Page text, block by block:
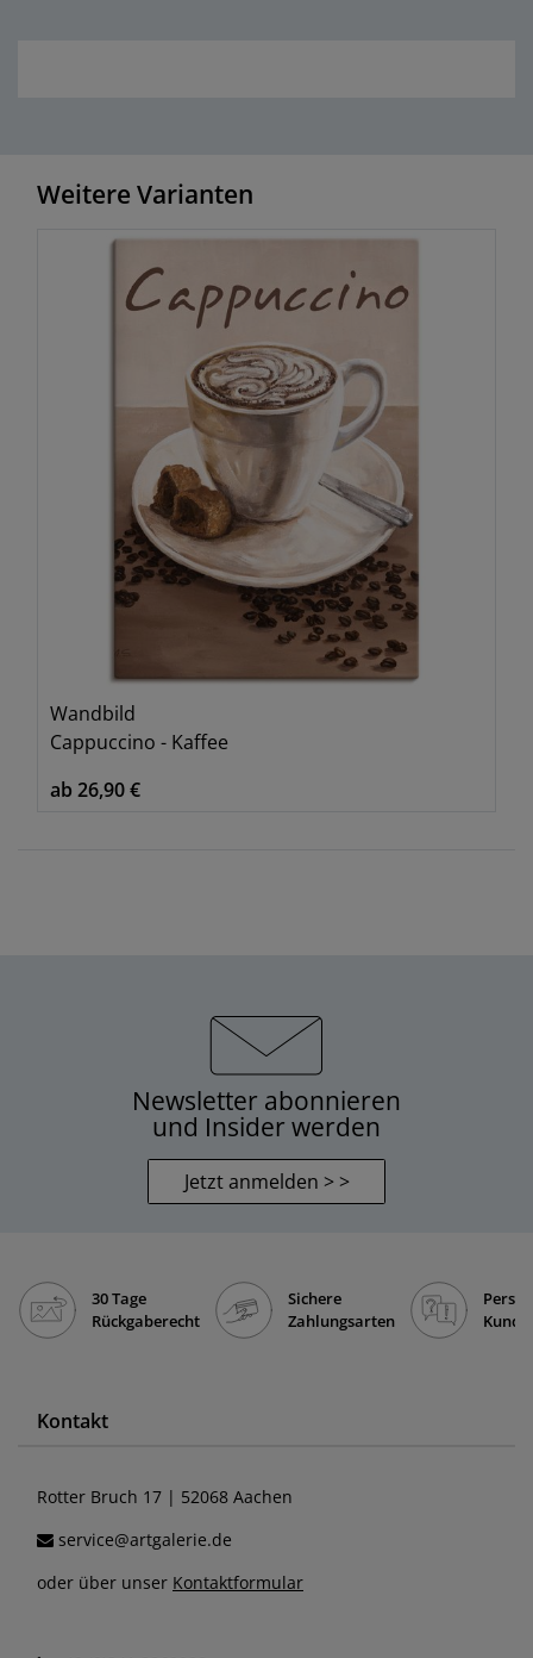
Weitere Varianten
Wandbild
Cappuccino - Kaffee
ab 26,90 €
Newsletter abonnieren
und Insider werden
Jetzt anmelden > >
30 Tage
Rückgaberecht
Sichere
Zahlungsarten
Kontakt
Rotter Bruch 17 | 52068 Aachen
service@artgalerie.de
oder über unser Kontaktformular